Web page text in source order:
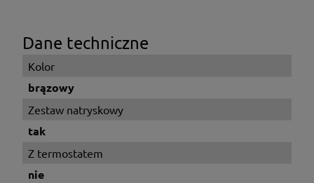
Dane techniczne
Kolor
brązowy
Zestaw natryskowy
tak
Z termostatem
nie